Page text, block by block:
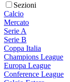
Sezioni
Calcio
Mercato
Serie A
Serie B
Coppa Italia
Champions League
Europa League
Conference League